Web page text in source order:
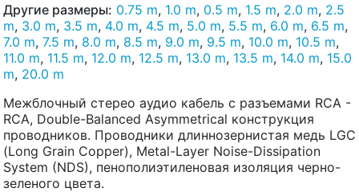
Другие размеры: 0.75 m, 1.0 m, 0.5 m, 1.5 m, 2.0 m, 2.5
m, 3.0 m, 3.5 m, 4.0 m, 4.5 m, 5.0 m, 5.5 m, 6.0 m, 6.5 m,
7.0 m, 7.5 m, 8.0 m, 8.5 m, 9.0 m, 9.5 m, 10.0 m, 10.5 m,
11.0 m, 11.5 m, 12.0 m, 12.5 m, 13.0 m, 13.5 m, 14.0 m, 15.0
m, 20.0 m
Межблочный стерео аудио кабель с разъемами RCA -
RCA, Double-Balanced Asymmetrical конструкция
проводников. Проводники длиннозернистая медь LGC
(Long Grain Copper), Metal-Layer Noise-Dissipation
System (NDS), пенополиэтиленовая изоляция черно-
зеленого цвета.